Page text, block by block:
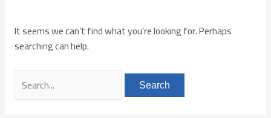
It seems we can’t find what you’re looking for. Perhaps
searching can help.